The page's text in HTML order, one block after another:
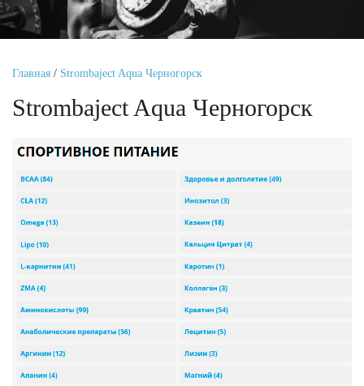
Главная / Strombaject Aqua Черногорск
Strombaject Aqua Черногорск